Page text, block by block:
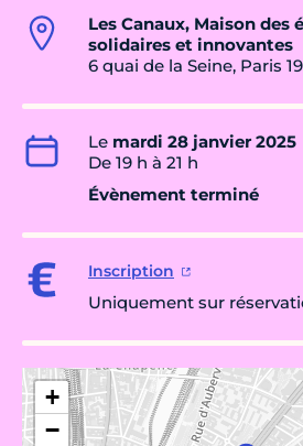
Les Canaux, Maison des
solidaires et innovantes
6 quai de la Seine, Paris
Le mardi 28 janvier 2025
De 19 h à 21 h
Évènement terminé
Inscription
Uniquement sur
+
−